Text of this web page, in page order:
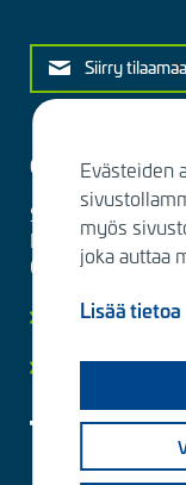
Siirry
Ota yhteyttä
Sitowise Group
Linnoitustie 6 D
02600 Espoo,
Lisää
Evästeiden
myös
joka auttaa
Lisää tietoa